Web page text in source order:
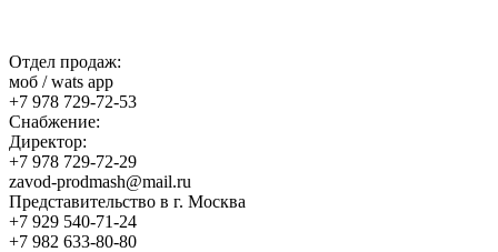
Отдел продаж:
моб / wats app
+7 978 729-72-53
Снабжение:
Директор:
+7 978 729-72-29
zavod-prodmash@mail.ru
Представительство в г. Москва
+7 929 540-71-24
+7 982 633-80-80